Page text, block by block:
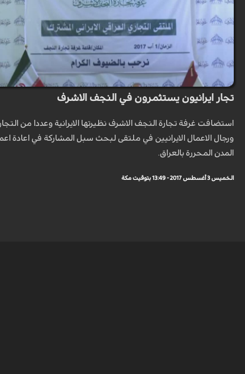
تجار ايرانيون يستثمرون في النجف الاشرف
استضافت غرفة تجارة النجف الاشرف نظيرتها الايرانية وعددا من التجار
ورجال الاعمال الايرانيين في ملتقى لبحث سبل المشاركة في اعادة
المدن المحررة بالعراق.
الخميس 3 أغسطس 2017 - 13:49 بتوقيت مكة